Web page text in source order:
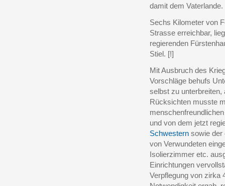
damit dem Vaterlande.
Sechs Kilometer von
Strasse erreichbar,
regierenden
Stiel. [!]
Mit Ausbruch des
Vorschläge behufs
selbst zu
Rücksichten musste
und von dem jetzt
Schwestern sowie der
von Verwundeten
Isolierzimmer etc.
Einrichtungen
Verpflegung von zirka